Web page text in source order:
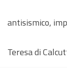
antisismico,
Teresa di